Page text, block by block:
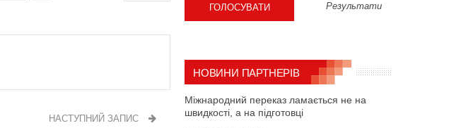
НАСТУПНИЙ ЗАПИС
Результати
НОВИНИ ПАРТНЕРІВ
Міжнародний переказ ламається не на
швидкості, а на підготовці